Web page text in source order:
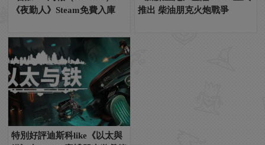
《夜勤人》Steam免費入庫
推出 柴油朋克火炮戰爭
特別好評迪斯科like《以太與